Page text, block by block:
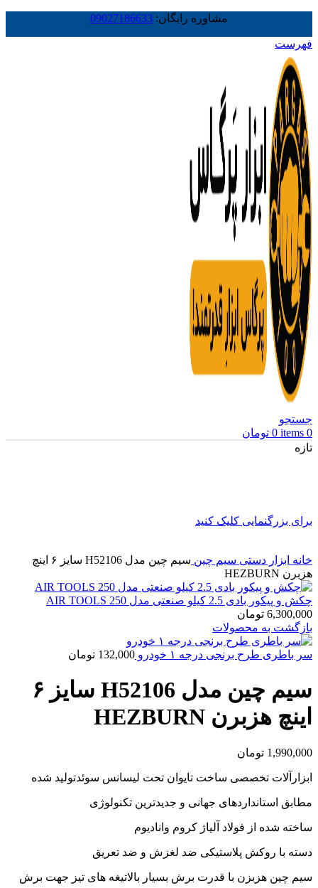
مشاوره رایگان: 09027186633
فهرست
جستجو
0
items
0 تومان
تازه
برای بزرگنمایی کلیک کنید
خانه ابزار دستی سیم چین
سیم چین مدل H52106 سایز ۶ اینچ
هزبرن HEZBURN
چکش و پیکور بادی 2.5 کیلو صنعتی مدل 250 AIR TOOLS
6,300,000 تومان
بازگشت به محصولات
سر باطری طرح برنجی درجه ۱ خودرو 132,000 تومان
سیم چین مدل H52106 سایز ۶
اینچ هزبرن HEZBURN
1,990,000 تومان
ابزارآلات تخصصی ساخت تایوان تحت لیسانس سوئدتولید شده
مطابق استانداردهای جهانی و جدیدترین تکنولوژی
ساخته شده از فولاد آلیاژ کروم وانادیوم
دسته با روکش پلاستیکی ضد لغزش و ضد تعریق
سیم چین هزبزن با قدرت برش بسیار بالاتیغه های تیز جهت برش